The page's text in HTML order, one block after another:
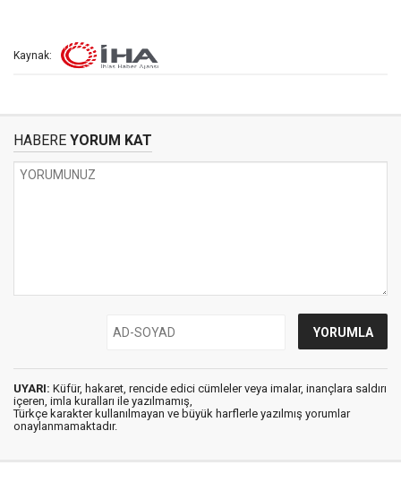
Kaynak:
HABERE YORUM KAT
UYARI: Küfür, hakaret, rencide edici cümleler veya imalar, inançlara saldırı
içeren, imla kuralları ile yazılmamış,
Türkçe karakter kullanılmayan ve büyük harflerle yazılmış yorumlar
onaylanmamaktadır.